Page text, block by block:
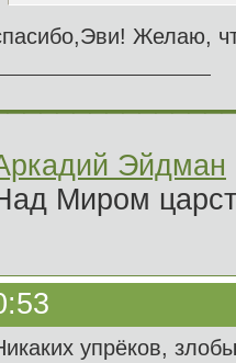
Желаю,
Эйдман
Миром
упрёков,